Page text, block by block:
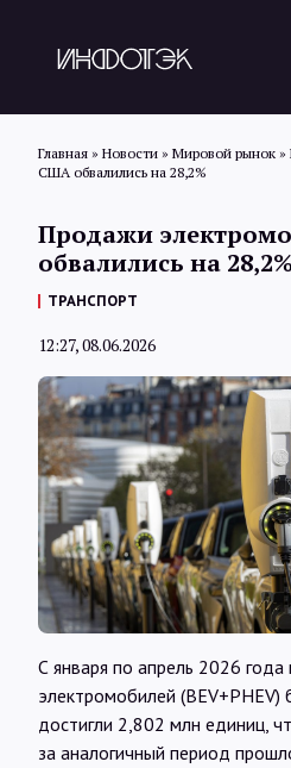
О
Главная » Новости » Мировой рынок »
США обвалились на 28,2%
Продажи
обвалились на
ТРАНСПОРТ
12:27, 08.06.2026
С января по апрель 2026
электромобилей (BEV+PHEV)
достигли 2,802 млн единиц,
за аналогичный период